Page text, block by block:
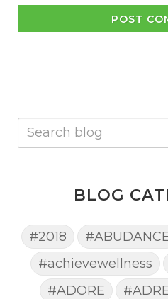
POST
BLOG
#2018
#achievewellness
#ADORE